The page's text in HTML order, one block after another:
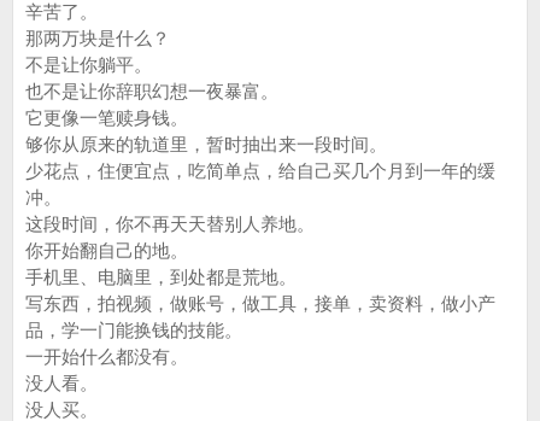
辛苦了。
那两万块是什么？
不是让你躺平。
也不是让你辞职幻想一夜暴富。
它更像一笔赎身钱。
够你从原来的轨道里，暂时抽出来一段时间。
少花点，住便宜点，吃简单点，给自己买几个月到一年的缓
冲。
这段时间，你不再天天替别人养地。
你开始翻自己的地。
手机里、电脑里，到处都是荒地。
写东西，拍视频，做账号，做工具，接单，卖资料，做小产
品，学一门能换钱的技能。
一开始什么都没有。
没人看。
没人买。